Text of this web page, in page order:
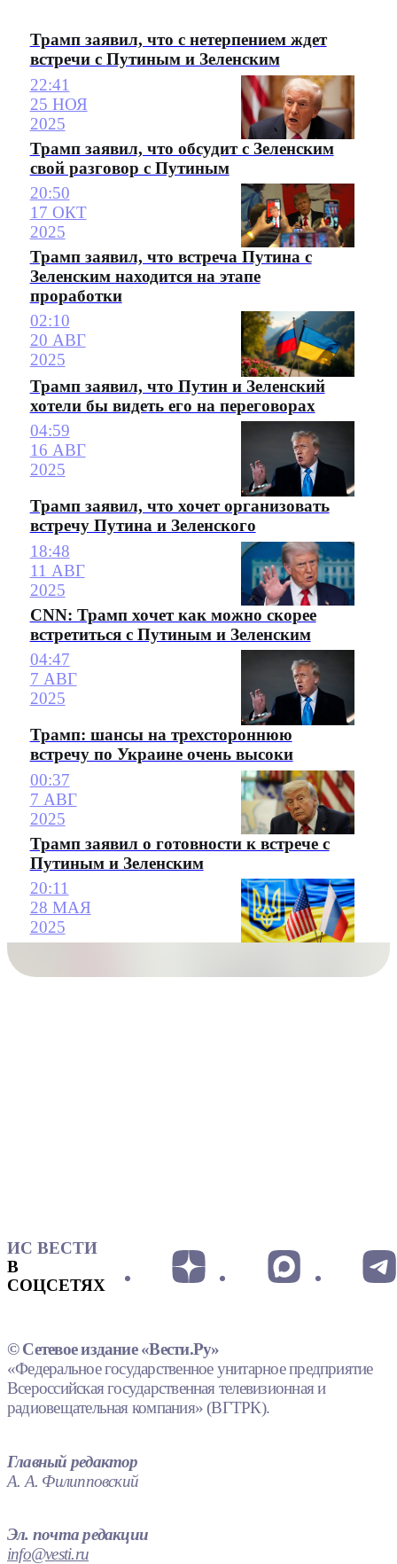
Трамп заявил, что с нетерпением ждет
встречи с Путиным и Зеленским
22:41
25 НОЯ
2025
Трамп заявил, что обсудит с Зеленским
свой разговор с Путиным
20:50
17 ОКТ
2025
Трамп заявил, что встреча Путина с
Зеленским находится на этапе
проработки
02:10
20 АВГ
2025
Трамп заявил, что Путин и Зеленский
хотели бы видеть его на переговорах
04:59
16 АВГ
2025
Трамп заявил, что хочет организовать
встречу Путина и Зеленского
18:48
11 АВГ
2025
CNN: Трамп хочет как можно скорее
встретиться с Путиным и Зеленским
04:47
7 АВГ
2025
Трамп: шансы на трехстороннюю
встречу по Украине очень высоки
00:37
7 АВГ
2025
Трамп заявил о готовности к встрече с
Путиным и Зеленским
20:11
28 МАЯ
2025
ИС ВЕСТИ
В
СОЦСЕТЯХ
© Сетевое издание «Вести.Ру»
«Федеральное государственное унитарное предприятие
Всероссийская государственная телевизионная и
радиовещательная компания» (ВГТРК).
Главный редактор
А. А. Филипповский
Эл. почта редакции
info@vesti.ru